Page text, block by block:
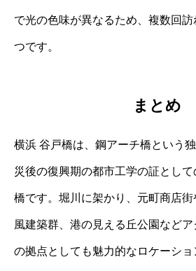
で光の色味が異なるため、複数回
つです。
まとめ
横浜 谷戸橋は、鋼アーチ橋という
災後の復興期の都市工学の証とし
橋です。堀川に架かり、元町商店
風建築群、港の見える丘公園など
の拠点としても魅力的なロケーシ